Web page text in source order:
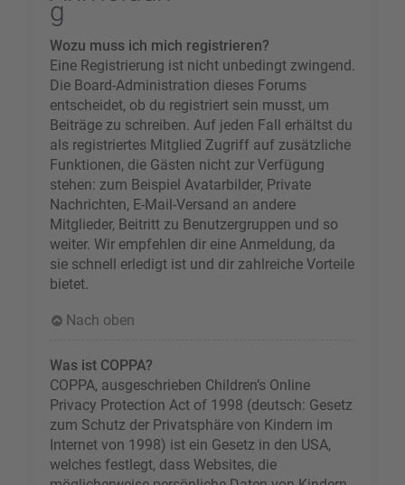
g
Wozu muss ich mich registrieren?
Eine Registrierung ist nicht unbedingt zwingend.
Die Board-Administration dieses Forums
entscheidet, ob du registriert sein musst, um
Beiträge zu schreiben. Auf jeden Fall erhältst du
als registriertes Mitglied Zugriff auf zusätzliche
Funktionen, die Gästen nicht zur Verfügung
stehen: zum Beispiel Avatarbilder, Private
Nachrichten, E-Mail-Versand an andere
Mitglieder, Beitritt zu Benutzergruppen und so
weiter. Wir empfehlen dir eine Anmeldung, da
sie schnell erledigt ist und dir zahlreiche Vorteile
bietet.
Nach oben
Was ist COPPA?
COPPA, ausgeschrieben Children’s Online
Privacy Protection Act of 1998 (deutsch: Gesetz
zum Schutz der Privatsphäre von Kindern im
Internet von 1998) ist ein Gesetz in den USA,
welches festlegt, dass Websites, die